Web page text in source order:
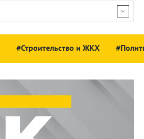
#Строительство и ЖКХ